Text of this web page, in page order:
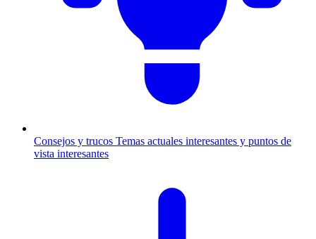
Consejos y trucos Temas actuales interesantes y puntos de
vista interesantes